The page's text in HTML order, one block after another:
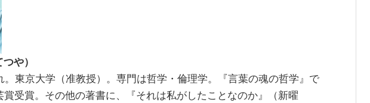
や）
。東京大学（准教授）。専門は哲学・倫理学。『言葉の魂の哲学』で
受賞。その他の著書に、『それは私がしたことなのか』（新曜